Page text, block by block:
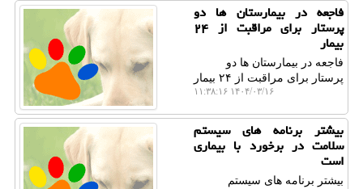
فاجعه در بیمارستان ها دو
پرستار برای مراقبت از ۲۴
بیمار
فاجعه در بیمارستان ها دو
پرستار برای مراقبت از ۲۴ بیمار
۱۴۰۴/۰۳/۱۶ ۱۱:۳۸:۱۶
بیشتر برنامه های سیستم
سلامت در برخورد با بیماری
است
بیشتر برنامه های سیستم